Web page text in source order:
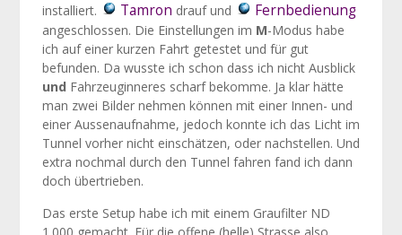
installiert.
Tamron drauf und Fernbedienung
angeschlossen. Die Einstellungen im M-Modus habe
ich auf einer kurzen Fahrt getestet und für gut
befunden. Da wusste ich schon dass ich nicht Ausblick
und Fahrzeuginneres scharf bekomme. Ja klar hätte
man zwei Bilder nehmen können mit einer Innen- und
einer Aussenaufnahme, jedoch konnte ich das Licht im
Tunnel vorher nicht einschätzen, oder nachstellen. Und
extra nochmal durch den Tunnel fahren fand ich dann
doch übertrieben.
Das erste Setup habe ich mit einem Graufilter ND